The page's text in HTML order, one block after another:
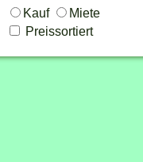
Kauf
Miete
Preissortiert